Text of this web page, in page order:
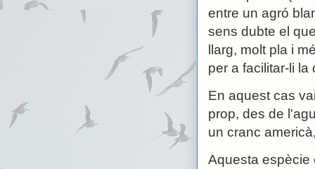
entre un agró
sens dubte el
llarg, molt pla i
per a facilitar-li
En aquest cas
prop, des de
un cranc
Aquesta espècie